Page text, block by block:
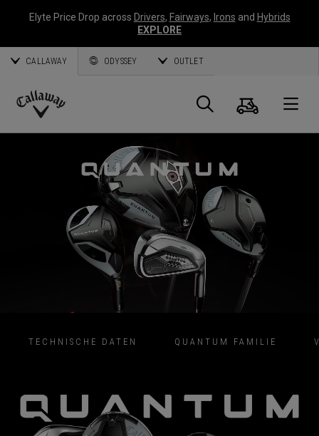
Elyte Price Drop across Drivers, Fairways, Irons and Hybrids
EXPLORE
CALLAWAY ODYSSEY OUTLET
Callaway
Suche
TECHNISCHE DATEN QUANTUM FAMILIE